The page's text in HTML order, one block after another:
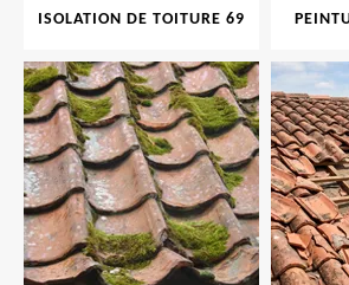
ISOLATION DE TOITURE 69